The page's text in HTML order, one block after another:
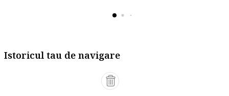
Istoricul tau de navigare